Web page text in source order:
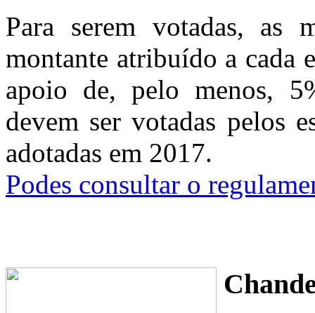
Para serem votadas, as
montante atribuído a cada
apoio de, pelo menos,
devem ser votadas pelos
adotadas em 2017.
Podes consultar o